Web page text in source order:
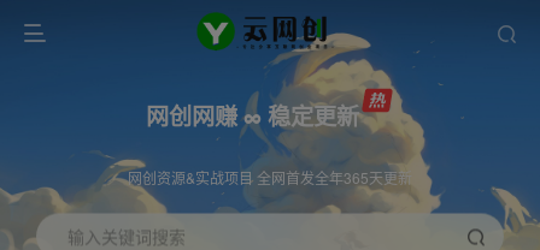
网创网赚 ∞ 稳定更新
网创资源&实战项目 全网首发全年365天更新
输入关键词搜索